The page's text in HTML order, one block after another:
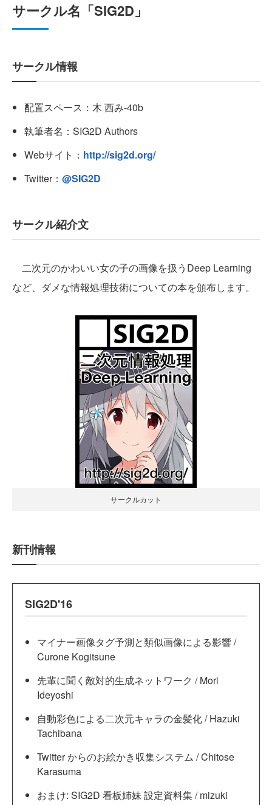
サークル名「SIG2D」
サークル情報
配置スペース：木 西み-40b
執筆者名：SIG2D Authors
Webサイト： http://sig2d.org/
Twitter： @SIG2D
サークル紹介文
二次元のかわいい女の子の画像を扱うDeep Learning
など、ダメな情報処理技術についての本を頒布します。
サークルカット
新刊情報
SIG2D'16
マイナー画像タグ予測と類似画像による影響 /
Curone Kogitsune
先輩に聞く敵対的生成ネットワーク / Mori
Ideyoshi
自動彩色による二次元キャラの金髪化 / Hazuki
Tachibana
Twitter からのお絵かき収集システム / Chitose
Karasuma
おまけ: SIG2D 看板姉妹 設定資料集 / mizuki